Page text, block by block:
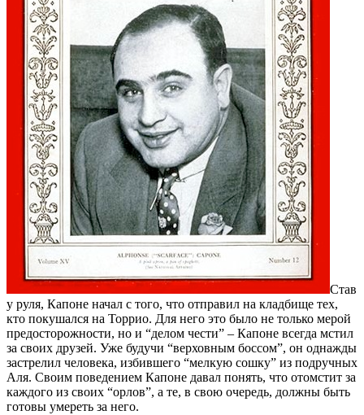
Став
у руля, Капоне начал с того, что отправил на кладбище тех,
кто покушался на Торрио. Для него это было не только мерой
предосторожности, но и “делом чести” – Капоне всегда мстил
за своих друзей. Уже будучи “верховным боссом”, он однажды
застрелил человека, избившего “мелкую сошку” из подручных
Аля. Своим поведением Капоне давал понять, что отомстит за
каждого из своих “орлов”, а те, в свою очередь, должны быть
готовы умереть за него.